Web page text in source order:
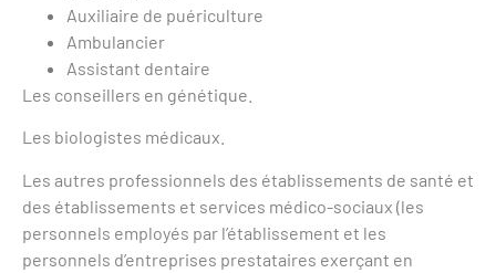
Auxiliaire de puériculture
Ambulancier
Assistant dentaire
Les conseillers en génétique.
Les biologistes médicaux.
Les autres professionnels des établissements de santé et
des établissements et services médico-sociaux (les
personnels employés par l’établissement et les
personnels d’entreprises prestataires exerçant en